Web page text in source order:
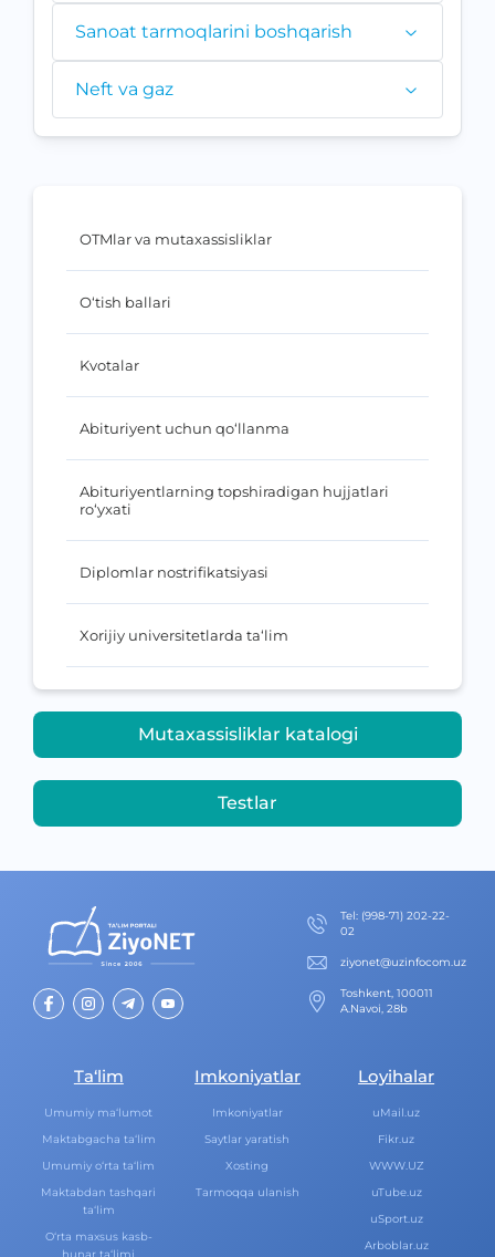
OTMlar va mutaxassisliklar
O‘tish ballari
Kvotalar
Abituriyent uchun qo‘llanma
Abituriyentlarning topshiradigan hujjatlari
ro‘yxati
Diplomlar nostrifikatsiyasi
Xorijiy universitetlarda ta‘lim
Mutaxassisliklar katalogi
Testlar
Sanoat tarmoqlarini boshqarish
Neft va gaz
Теl: (998-71) 202-22-
02
ziyonet@uzinfocom.uz
Toshkent, 100011
A.Navoi, 28b
Ta‘lim
Umumiy ma‘lumot
Maktabgacha ta‘lim
Umumiy o‘rta ta‘lim
Maktabdan tashqari
ta‘lim
O‘rta maxsus kasb-
Imkoniyatlar
Imkoniyatlar
Saytlar yaratish
Xosting
Tarmoqqa ulanish
Loyihalar
uMail.uz
Fikr.uz
WWW.UZ
uTube.uz
uSport.uz
Arboblar.uz